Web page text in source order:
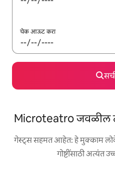
चेक आऊट करा
Microteatro जवळील
गेस्ट्स सहमत आहेत: हे मुक्काम
गोष्टींसाठी अत्यंत